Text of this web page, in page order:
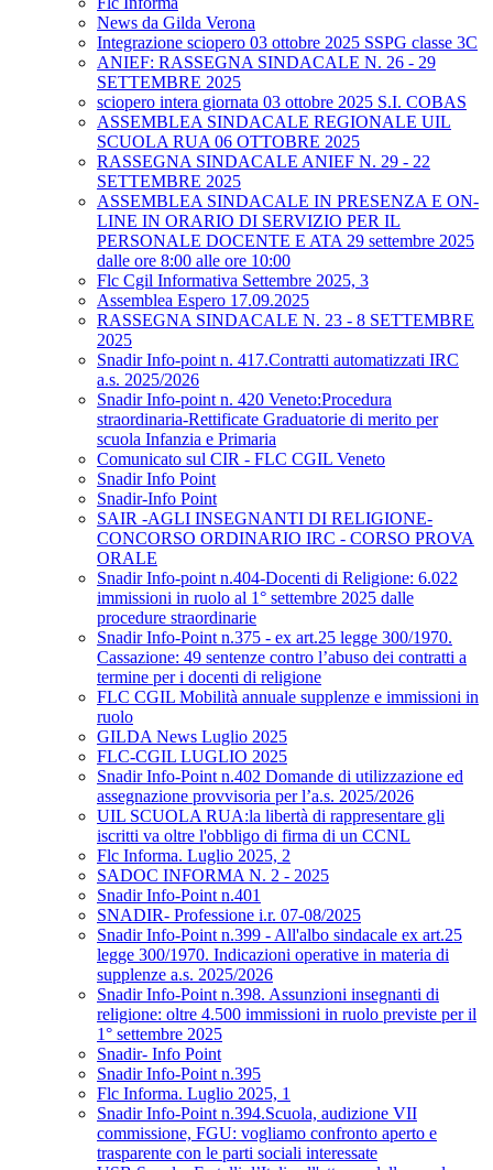
News da Gilda Verona
Integrazione sciopero 03 ottobre 2025 SSPG classe 3C
ANIEF: RASSEGNA SINDACALE N. 26 - 29
SETTEMBRE 2025
sciopero intera giornata 03 ottobre 2025 S.I. COBAS
ASSEMBLEA SINDACALE REGIONALE UIL
SCUOLA RUA 06 OTTOBRE 2025
RASSEGNA SINDACALE ANIEF N. 29 - 22
SETTEMBRE 2025
ASSEMBLEA SINDACALE IN PRESENZA E ON-
LINE IN ORARIO DI SERVIZIO PER IL
PERSONALE DOCENTE E ATA 29 settembre 2025
dalle ore 8:00 alle ore 10:00
Flc Cgil Informativa Settembre 2025, 3
Assemblea Espero 17.09.2025
RASSEGNA SINDACALE N. 23 - 8 SETTEMBRE
2025
Snadir Info-point n. 417.Contratti automatizzati IRC
a.s. 2025/2026
Snadir Info-point n. 420 Veneto:Procedura
straordinaria-Rettificate Graduatorie di merito per
scuola Infanzia e Primaria
Comunicato sul CIR - FLC CGIL Veneto
Snadir Info Point
Snadir-Info Point
SAIR -AGLI INSEGNANTI DI RELIGIONE-
CONCORSO ORDINARIO IRC - CORSO PROVA
ORALE
Snadir Info-point n.404-Docenti di Religione: 6.022
immissioni in ruolo al 1° settembre 2025 dalle
procedure straordinarie
Snadir Info-Point n.375 - ex art.25 legge 300/1970.
Cassazione: 49 sentenze contro l’abuso dei contratti a
termine per i docenti di religione
FLC CGIL Mobilità annuale supplenze e immissioni in
ruolo
GILDA News Luglio 2025
FLC-CGIL LUGLIO 2025
Snadir Info-Point n.402 Domande di utilizzazione ed
assegnazione provvisoria per l’a.s. 2025/2026
UIL SCUOLA RUA:la libertà di rappresentare gli
iscritti va oltre l'obbligo di firma di un CCNL
Flc Informa. Luglio 2025, 2
SADOC INFORMA N. 2 - 2025
Snadir Info-Point n.401
SNADIR- Professione i.r. 07-08/2025
Snadir Info-Point n.399 - All'albo sindacale ex art.25
legge 300/1970. Indicazioni operative in materia di
supplenze a.s. 2025/2026
Snadir Info-Point n.398. Assunzioni insegnanti di
religione: oltre 4.500 immissioni in ruolo previste per il
1° settembre 2025
Snadir- Info Point
Snadir Info-Point n.395
Flc Informa. Luglio 2025, 1
Snadir Info-Point n.394.Scuola, audizione VII
commissione, FGU: vogliamo confronto aperto e
trasparente con le parti sociali interessate